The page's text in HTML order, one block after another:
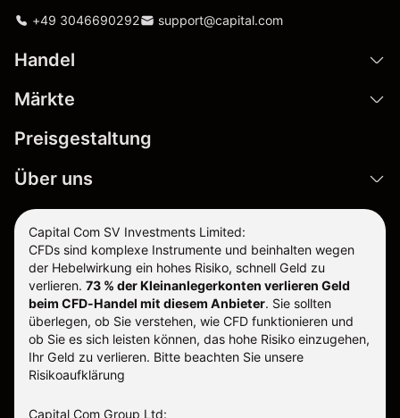
+49 3046690292 support@capital.com
Handel
Märkte
Preisgestaltung
Über uns
Capital Com SV Investments Limited:
CFDs sind komplexe Instrumente und beinhalten wegen
der Hebelwirkung ein hohes Risiko, schnell Geld zu
verlieren. 73 % der Kleinanlegerkonten verlieren Geld
beim CFD-Handel mit diesem Anbieter. Sie sollten
überlegen, ob Sie verstehen, wie CFD funktionieren und
ob Sie es sich leisten können, das hohe Risiko einzugehen,
Ihr Geld zu verlieren. Bitte beachten Sie unsere
Risikoaufklärung
Capital Com Group Ltd: